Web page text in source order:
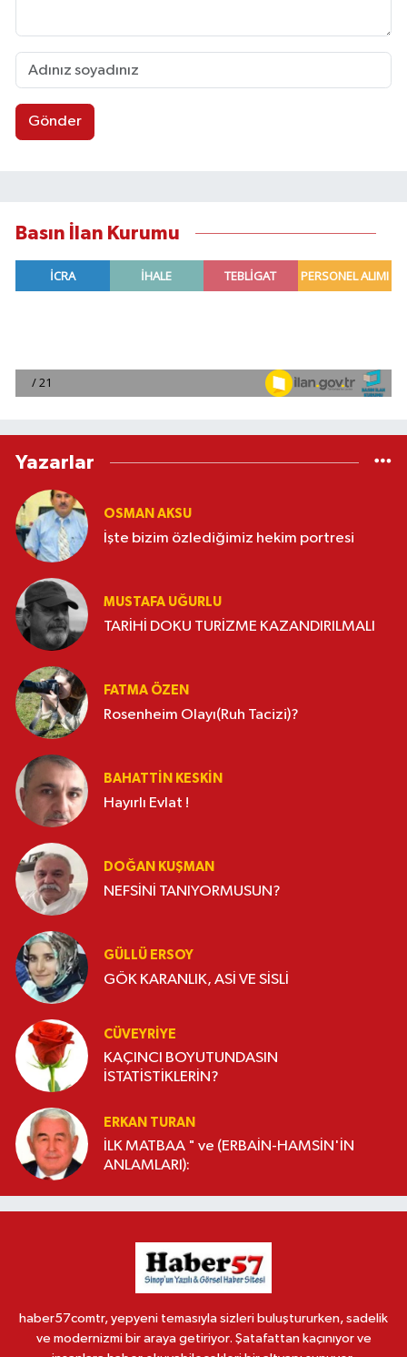
Gönder
Basın İlan Kurumu
Yazarlar
OSMAN AKSU
İşte bizim özlediğimiz hekim portresi
MUSTAFA UĞURLU
TARİHİ DOKU TURİZME KAZANDIRILMALI
FATMA ÖZEN
Rosenheim Olayı(Ruh Tacizi)?
BAHATTIN KESKİN
Hayırlı Evlat !
DOĞAN KUŞMAN
NEFSİNİ TANIYORMUSUN?
GÜLLÜ ERSOY
GÖK KARANLIK, ASİ VE SİSLİ
CÜVEYRIYE
KAÇINCI BOYUTUNDASIN
İSTATİSTİKLERİN?
ERKAN TURAN
İLK MATBAA " ve (ERBAİN-HAMSİN'İN
ANLAMLARI):
haber57comtr, yepyeni temasıyla sizleri buluştururken, sadelik
ve modernizmi bir araya getiriyor. Şatafattan kaçınıyor ve